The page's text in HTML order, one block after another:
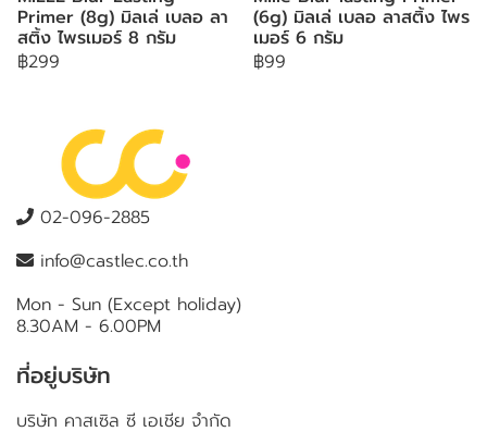
Primer (8g) มิลเล่ เบลอ ลา
สติ้ง ไพรเมอร์ 8 กรัม
฿299
(6g) มิลเล่ เบลอ ลาสติ้ง ไพร
เมอร์ 6 กรัม
฿99
02-096-2885
info@castlec.co.th
Mon - Sun (Except holiday)
8.30AM - 6.00PM
ที่อยู่บริษัท
บริษัท คาสเซิล ซี เอเชีย จำกัด